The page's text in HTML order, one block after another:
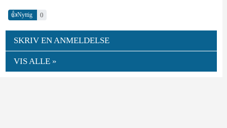
👍Nyttig 0
SKRIV EN ANMELDELSE
VIS ALLE »